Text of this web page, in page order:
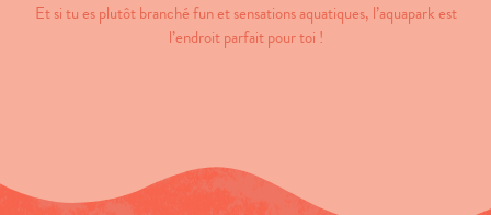
Et si tu es plutôt branché fun et sensations aquatiques, l’aquapark est
l’endroit parfait pour toi !